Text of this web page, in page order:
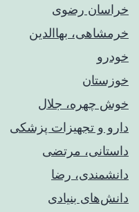
خراسان رضوی
خرمشاهی، بهاالدین
خودرو
خوزستان
خوش چهره، جلال
دارو و تجهیزات پزشکی
داستانی، مرتضی
دانشمندی، رضا
دانش‌های بنیادی